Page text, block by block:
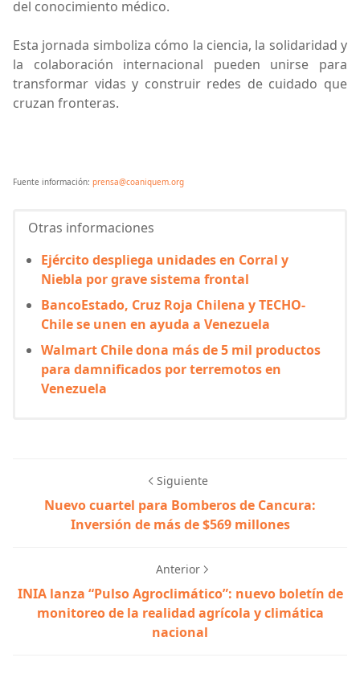
del conocimiento médico.
Esta jornada simboliza cómo la ciencia, la solidaridad y
la colaboración internacional pueden unirse para
transformar vidas y construir redes de cuidado que
cruzan fronteras.
Fuente información: prensa@coaniquem.org
Otras informaciones
Ejército despliega unidades en Corral y
Niebla por grave sistema frontal
BancoEstado, Cruz Roja Chilena y TECHO-
Chile se unen en ayuda a Venezuela
Walmart Chile dona más de 5 mil productos
para damnificados por terremotos en
Venezuela
Siguiente
Nuevo cuartel para Bomberos de Cancura:
Inversión de más de $569 millones
Anterior
INIA lanza “Pulso Agroclimático”: nuevo boletín de
monitoreo de la realidad agrícola y climática
nacional